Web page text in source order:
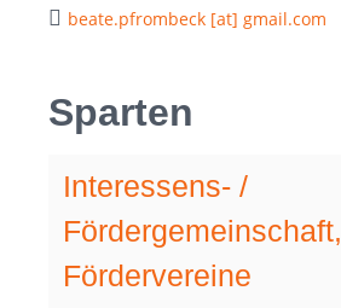
beate.pfrombeck [at] gmail.com
Sparten
Interessens- /
Fördergemeinschaft,
Fördervereine